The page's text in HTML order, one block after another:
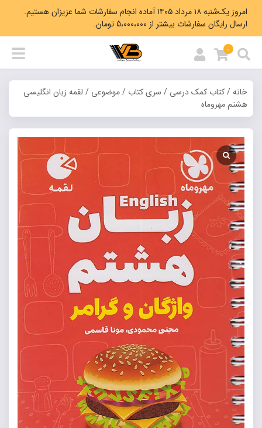
امروز یک‌شنبه ۱۸ مرداد ۱۴۰۵ آماده انجام سفارشات شما عزیزان هستیم.
ارسال رایگان سفارشات بیشتر از 5،000،000 تومان.
0
خانه/کتاب کمک درسی / سری کتاب /موضوعی / لقمه زبان انگلیسی
هشتم مهروماه